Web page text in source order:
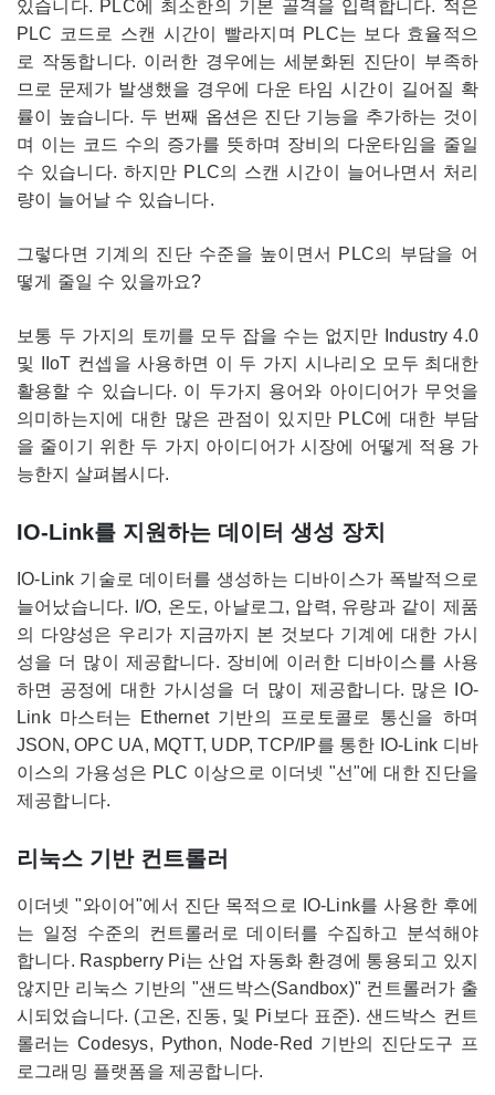
있습니다. PLC에 최소한의 기본 골격을 입력합니다. 적은
PLC 코드로 스캔 시간이 빨라지며 PLC는 보다 효율적으
로 작동합니다. 이러한 경우에는 세분화된 진단이 부족하
므로 문제가 발생했을 경우에 다운 타임 시간이 길어질 확
률이 높습니다. 두 번째 옵션은 진단 기능을 추가하는 것이
며 이는 코드 수의 증가를 뜻하며 장비의 다운타임을 줄일
수 있습니다. 하지만 PLC의 스캔 시간이 늘어나면서 처리
량이 늘어날 수 있습니다.
그렇다면 기계의 진단 수준을 높이면서 PLC의 부담을 어
떻게 줄일 수 있을까요?
보통 두 가지의 토끼를 모두 잡을 수는 없지만 Industry 4.0
및 IIoT 컨셉을 사용하면 이 두 가지 시나리오 모두 최대한
활용할 수 있습니다. 이 두가지 용어와 아이디어가 무엇을
의미하는지에 대한 많은 관점이 있지만 PLC에 대한 부담
을 줄이기 위한 두 가지 아이디어가 시장에 어떻게 적용 가
능한지 살펴봅시다.
IO-Link를 지원하는 데이터 생성 장치
IO-Link 기술로 데이터를 생성하는 디바이스가 폭발적으로
늘어났습니다. I/O, 온도, 아날로그, 압력, 유량과 같이 제품
의 다양성은 우리가 지금까지 본 것보다 기계에 대한 가시
성을 더 많이 제공합니다. 장비에 이러한 디바이스를 사용
하면 공정에 대한 가시성을 더 많이 제공합니다. 많은 IO-
Link 마스터는 Ethernet 기반의 프로토콜로 통신을 하며
JSON, OPC UA, MQTT, UDP, TCP/IP를 통한 IO-Link 디바
이스의 가용성은 PLC 이상으로 이더넷 "선"에 대한 진단을
제공합니다.
리눅스 기반 컨트롤러
이더넷 "와이어"에서 진단 목적으로 IO-Link를 사용한 후에
는 일정 수준의 컨트롤러로 데이터를 수집하고 분석해야
합니다. Raspberry Pi는 산업 자동화 환경에 통용되고 있지
않지만 리눅스 기반의 "샌드박스(Sandbox)" 컨트롤러가 출
시되었습니다. (고온, 진동, 및 Pi보다 표준). 샌드박스 컨트
롤러는 Codesys, Python, Node-Red 기반의 진단도구 프
로그래밍 플랫폼을 제공합니다.